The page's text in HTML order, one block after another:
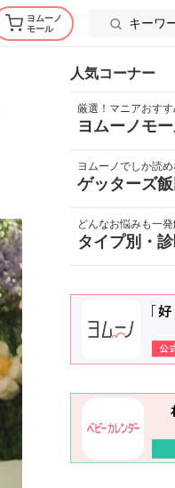
ヨムーノ
モール
人気コーナー
厳選！マニアおす
ヨムーノモ
ヨムーノでしか読め
ゲッターズ
どんなお悩みも一発
タイプ別・